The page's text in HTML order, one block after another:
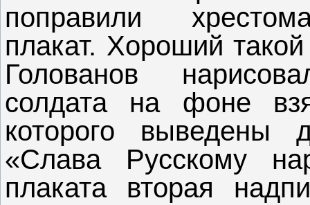
поправили
плакат. Хороший
Голованов
солдата на фоне
которого
«Слава Русскому
плаката вторая